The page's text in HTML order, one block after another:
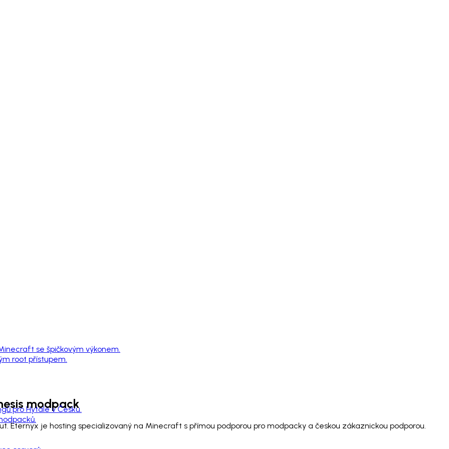
se špičkovým výkonem.
root přístupem.
pro Hytale v Česku.
modpack
Eternyx je hosting specializovaný na Minecraft s přímou podporou pro modpacky a českou zákaznickou podporou.